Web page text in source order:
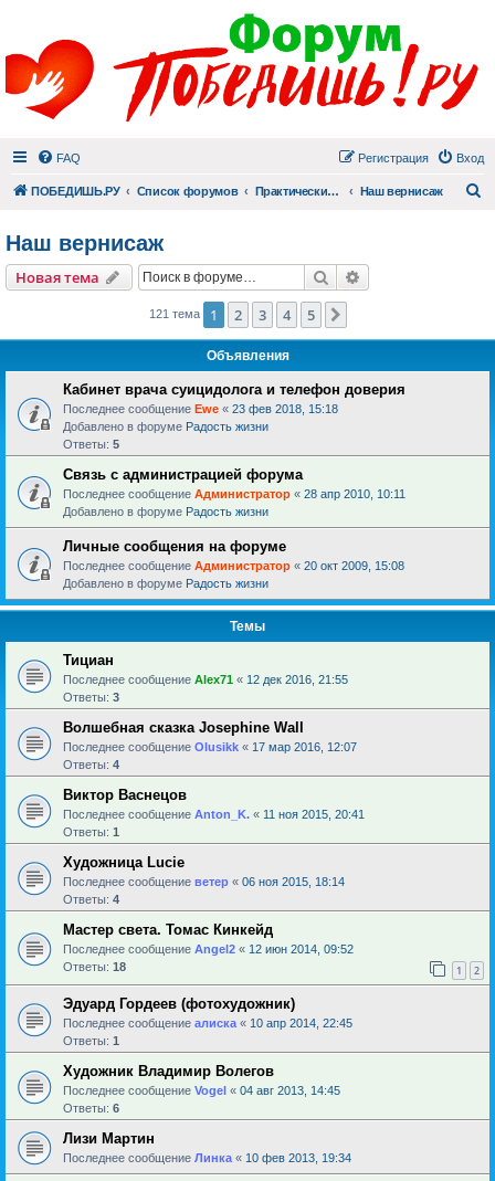
FAQ Вход
Регистрация
ПОБЕДИШЬ.РУ Список форумов Практический раздел Наш вернисаж
Наш вернисаж
Новая тема Поиск
121 тема 1 2 3 4 5
Объявления
Кабинет врача суицидолога и телефон доверия
Последнее сообщение Ewe « 23 фев 2018, 15:18
Добавлено в форуме Радость жизни
Ответы: 5
Связь с администрацией форума
Последнее сообщение Администратор « 28 апр 2010, 10:11
Добавлено в форуме Радость жизни
Личные сообщения на форуме
Последнее сообщение Администратор « 20 окт 2009, 15:08
Добавлено в форуме Радость жизни
Темы
Тициан
Последнее сообщение Alex71 « 12 дек 2016, 21:55
Ответы: 3
Волшебная сказка Josephine Wall
Последнее сообщение Olusikk « 17 мар 2016, 12:07
Ответы: 4
Виктор Васнецов
Последнее сообщение Anton_K. « 11 ноя 2015, 20:41
Ответы: 1
Художница Lucie
Последнее сообщение ветер « 06 ноя 2015, 18:14
Ответы: 4
Мастер света. Томас Кинкейд
Последнее сообщение Angel2 « 12 июн 2014, 09:52
Ответы: 18 1 2
Эдуард Гордеев (фотохудожник)
Последнее сообщение алиска « 10 апр 2014, 22:45
Ответы: 1
Художник Владимир Волегов
Последнее сообщение Vogel « 04 авг 2013, 14:45
Ответы: 6
Лизи Мартин
Последнее сообщение Линка « 10 фев 2013, 19:34